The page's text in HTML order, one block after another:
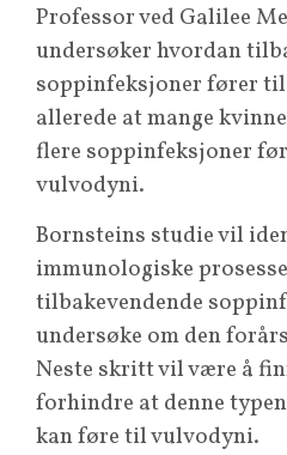
Professor ved Galilee
undersøker hvordan
soppinfeksjoner fører
allerede at mange
flere soppinfeksjoner
vulvodyni.
Bornsteins studie vil
immunologiske
tilbakevendende
undersøke om den
Neste skritt vil være å
forhindre at denne
kan føre til vulvodyni.